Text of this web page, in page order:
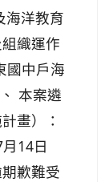
海洋教育
織運作
國中戶海
本案遴
畫）：
14日
歉難受